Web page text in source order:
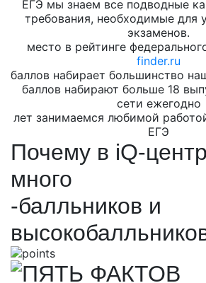
ЕГЭ мы знаем все подводные
требования, необходимые для
экзаменов.
место в рейтинге
finder.ru
баллов набирает большинство
баллов набирают больше 18
сети ежегодно
лет занимаемся любимой
ЕГЭ
Почему в iQ-
много
-балльников и